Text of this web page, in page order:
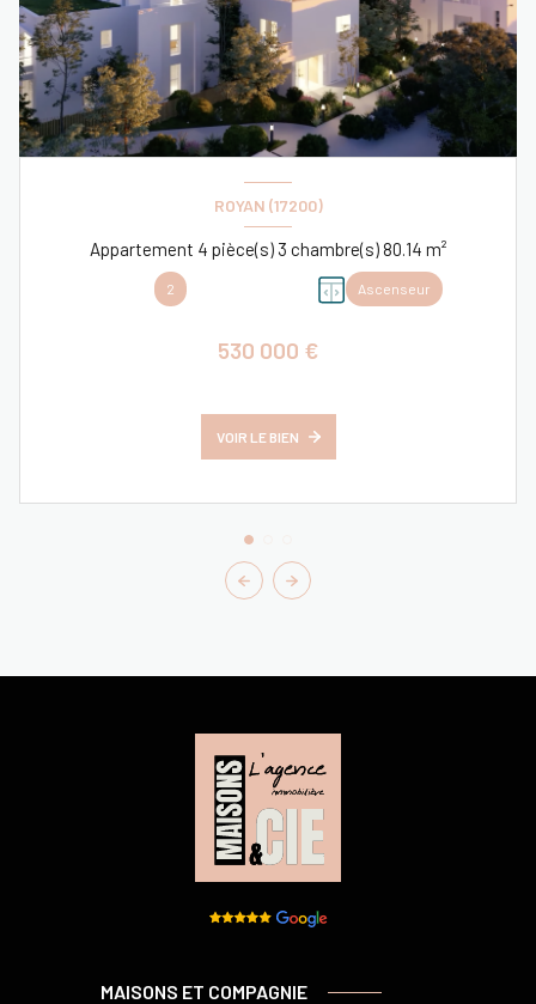
ROYAN (17200)
Appartement 4 pièce(s) 3 chambre(s) 80.14 m²
2 Ascenseur
530 000 €
VOIR LE BIEN
MAISONS ET COMPAGNIE